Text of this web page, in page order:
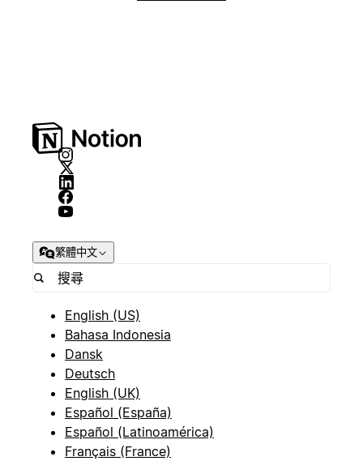
繁體中文
English (US)
Bahasa Indonesia
Dansk
Deutsch
English (UK)
Español (España)
Español (Latinoamérica)
Français (France)